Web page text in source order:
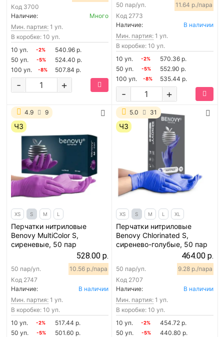
Код 3700
Наличие:
Много
Мин. партия: 1 уп.
В коробке: 10 уп.
10 уп.
-2%
540.96 р.
50 уп.
-5%
524.40 р.
100 уп.
-8% 507.84 р.
+
-
Код 2773
50 пар/уп. 11.64 р./пара
Наличие:
В наличии
Мин. партия: 1 уп.
В коробке: 10 уп.
10 уп.
-2%
570.36 р.
50 уп.
-5%
552.90 р.
100 уп.
-8% 535.44 р.
+
-
4.9 9
ЧЗ
XS S M L
Перчатки нитриловые
Benovy MultiColor S,
сиреневые, 50 пар
528.00 р.
Код 2747
50 пар/уп. 10.56 р./пара
Наличие:
В наличии
Мин. партия: 1 уп.
В коробке: 10 уп.
10 уп.
-2%
517.44 р.
50 уп.
-5%
501.60 р.
5.0 31
ЧЗ
XS S M L XL
Перчатки нитриловые
Benovy Chlorinated S,
сиренево-голубые, 50 пар
464.00 р.
Код 2707
50 пар/уп. 9.28 р./пара
Наличие:
В наличии
Мин. партия: 1 уп.
В коробке: 10 уп.
10 уп.
-2%
454.72 р.
50 уп.
-5%
440.80 р.